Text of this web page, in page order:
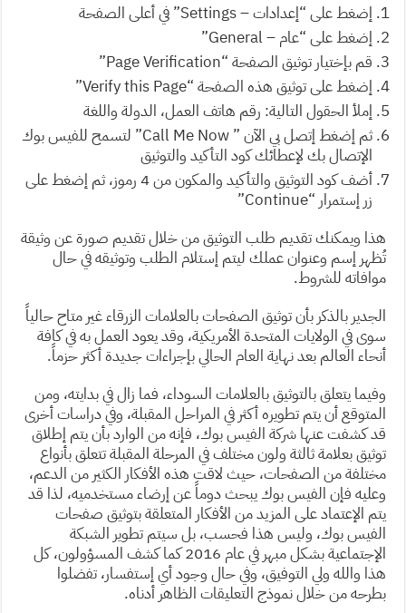
إضغط على “إعدادات – Settings” في أعلى الصفحة
إضغط على “عام – General”
قم بإختيار توثيق الصفحة “Page Verification”
إضغط على توثيق هذه الصفحة “Verify this Page”
إملأ الحقول التالية: رقم هاتف العمل، الدولة واللغة
ثم إضغط إتصل بي الآن ” Call Me Now” لتسمح للفيس بوك
الإتصال بك لإعطائك كود التأكيد والتوثيق
أضف كود التوثيق والتأكيد والمكون من 4 رموز، ثم إضغط على
زر إستمرار “Continue”
هذا ويمكنك تقديم طلب التوثيق من خلال تقديم صورة عن وثيقة
تُظهر إسم وعنوان عملك ليتم إستلام الطلب وتوثيقه في حال
موافاته للشروط.
الجدير بالذكر بأن توثيق الصفحات بالعلامات الزرقاء غير متاح حالياً
سوى في الولايات المتحدة الأمريكية، وقد يعود العمل به في كافة
أنحاء العالم بعد نهاية العام الحالي بإجراءات جديدة أكثر حزماً.
وفيما يتعلق بالتوثيق بالعلامات السوداء، فما زال في بدايته، ومن
المتوقع أن يتم تطويره أكثر في المراحل المقبلة، وفي دراسات أخرى
قد كشفت عنها شركة الفيس بوك، فإنه من الوارد بأن يتم إطلاق
توثيق بعلامة ثالثة ولون مختلف في المرحلة المقبلة تتعلق بأنواع
مختلفة من الصفحات، حيث لاقت هذه الأفكار الكثير من الدعم،
وعليه فإن الفيس بوك يبحث دوماً عن إرضاء مستخدميه، لذا قد
يتم الإعتماد على المزيد من الأفكار المتعلقة بتوثيق صفحات
الفيس بوك، وليس هذا فحسب، بل سيتم تطوير الشبكة
الإجتماعية بشكل مبهر في عام 2016 كما كشف المسؤولون، كل
هذا والله ولي التوفيق، وفي حال وجود أي إستفسار، تفضلوا
بطرحه من خلال نموذج التعليقات الظاهر أدناه.